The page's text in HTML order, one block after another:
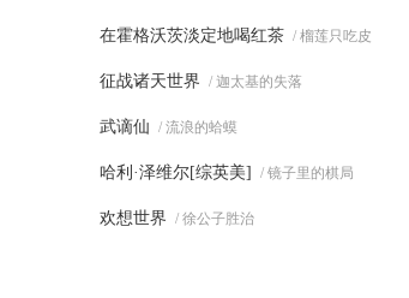
在霍格沃茨淡定地喝红茶 / 榴莲只吃皮
征战诸天世界 / 迦太基的失落
武谪仙 / 流浪的蛤蟆
哈利·泽维尔[综英美] / 镜子里的棋局
欢想世界 / 徐公子胜治